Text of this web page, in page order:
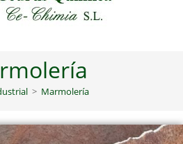
> Marmolería